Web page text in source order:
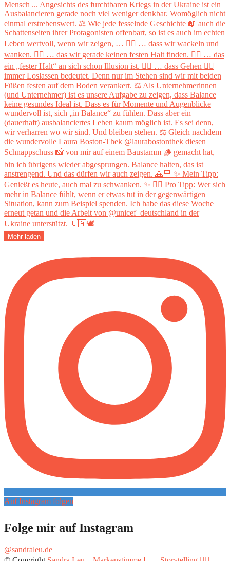
Mehr laden
Auf Instagram folgen
Folge mir auf Instagram
@sandraleu.de